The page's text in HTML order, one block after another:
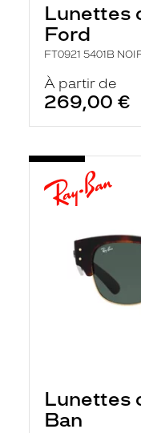
Lunettes
Ford
FT0921 5401B
À partir de
269,00 €
Lunettes
Ban